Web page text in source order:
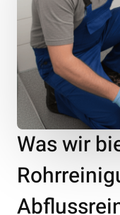
Was wir